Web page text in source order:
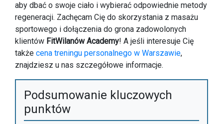
aby dbać o swoje ciało i wybierać odpowiednie metody
regeneracji. Zachęcam Cię do skorzystania z masażu
sportowego i dołączenia do grona zadowolonych
klientów FitWilanów Academy! A jeśli interesuje Cię
także cena treningu personalnego w Warszawie,
znajdziesz u nas szczegółowe informacje.
Podsumowanie kluczowych
punktów